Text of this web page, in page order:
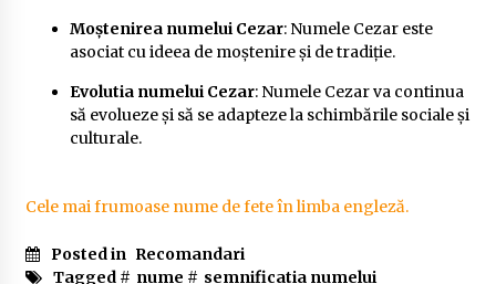
Moștenirea numelui Cezar: Numele Cezar este
asociat cu ideea de moștenire și de tradiție.
Evolutia numelui Cezar: Numele Cezar va continua
să evolueze și să se adapteze la schimbările sociale și
culturale.
Cele mai frumoase nume de fete în limba engleză.
Posted in Recomandari
Tagged # nume # semnificatia numelui